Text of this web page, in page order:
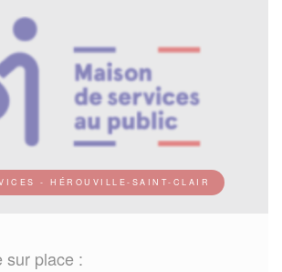
- HÉROUVILLE-SAINT-CLAIR
sur place :